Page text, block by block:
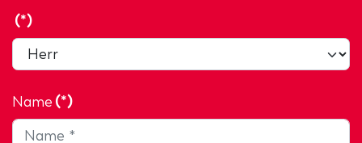
(*)
Name (*)